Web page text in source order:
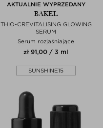
AKTUALNIE WYPRZEDANY
BAKEL
THIO-CREVITALISING GLOWING
SERUM
Serum rozjaśniające
zł 91,00 / 3 ml
SUNSHINE15